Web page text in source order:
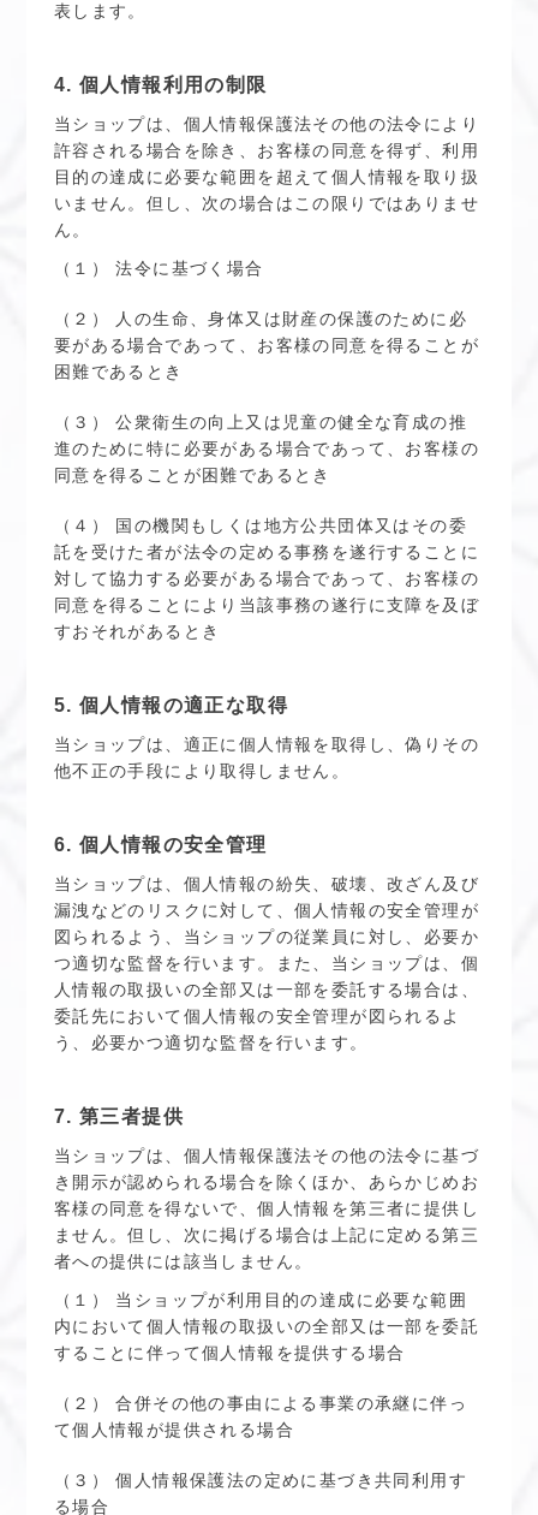
表します。
4. 個人情報利用の制限
当ショップは、個人情報保護法その他の法令により
許容される場合を除き、お客様の同意を得ず、利用
目的の達成に必要な範囲を超えて個人情報を取り扱
いません。但し、次の場合はこの限りではありませ
ん。
（１） 法令に基づく場合
（２） 人の生命、身体又は財産の保護のために必
要がある場合であって、お客様の同意を得ることが
困難であるとき
（３） 公衆衛生の向上又は児童の健全な育成の推
進のために特に必要がある場合であって、お客様の
同意を得ることが困難であるとき
（４） 国の機関もしくは地方公共団体又はその委
託を受けた者が法令の定める事務を遂行することに
対して協力する必要がある場合であって、お客様の
同意を得ることにより当該事務の遂行に支障を及ぼ
すおそれがあるとき
5. 個人情報の適正な取得
当ショップは、適正に個人情報を取得し、偽りその
他不正の手段により取得しません。
6. 個人情報の安全管理
当ショップは、個人情報の紛失、破壊、改ざん及び
漏洩などのリスクに対して、個人情報の安全管理が
図られるよう、当ショップの従業員に対し、必要か
つ適切な監督を行います。また、当ショップは、個
人情報の取扱いの全部又は一部を委託する場合は、
委託先において個人情報の安全管理が図られるよ
う、必要かつ適切な監督を行います。
7. 第三者提供
当ショップは、個人情報保護法その他の法令に基づ
き開示が認められる場合を除くほか、あらかじめお
客様の同意を得ないで、個人情報を第三者に提供し
ません。但し、次に掲げる場合は上記に定める第三
者への提供には該当しません。
（１） 当ショップが利用目的の達成に必要な範囲
内において個人情報の取扱いの全部又は一部を委託
することに伴って個人情報を提供する場合
（２） 合併その他の事由による事業の承継に伴っ
て個人情報が提供される場合
（３） 個人情報保護法の定めに基づき共同利用す
る場合